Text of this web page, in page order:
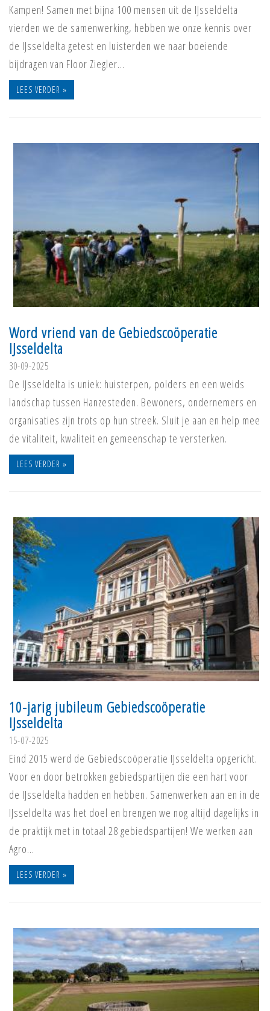
Kampen! Samen met bijna 100 mensen uit de IJsseldelta
vierden we de samenwerking, hebben we onze kennis over
de IJsseldelta getest en luisterden we naar boeiende
bijdragen van Floor Ziegler…
LEES VERDER »
Word vriend van de Gebiedscoöperatie
IJsseldelta
30-09-2025
De IJsseldelta is uniek: huisterpen, polders en een weids
landschap tussen Hanzesteden. Bewoners, ondernemers en
organisaties zijn trots op hun streek. Sluit je aan en help mee
de vitaliteit, kwaliteit en gemeenschap te versterken.
LEES VERDER »
10-jarig jubileum Gebiedscoöperatie
IJsseldelta
15-07-2025
Eind 2015 werd de Gebiedscoöperatie IJsseldelta opgericht.
Voor en door betrokken gebiedspartijen die een hart voor
de IJsseldelta hadden en hebben. Samenwerken aan en in de
IJsseldelta was het doel en brengen we nog altijd dagelijks in
de praktijk met in totaal 28 gebiedspartijen! We werken aan
Agro…
LEES VERDER »